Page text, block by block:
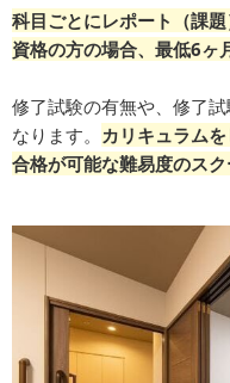
科目ごとにレポート（課
資格の方の場合、最低6ヶ
修了試験の有無や、修了
なります。 カリキュラム
合格が可能な難易度のス